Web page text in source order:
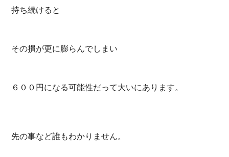
持ち続けると
その損が更に膨らんでしまい
６００円になる可能性だって大いにあります。
先の事など誰もわかりません。